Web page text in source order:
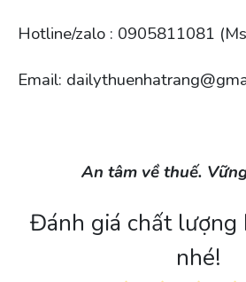
Hotline/zalo : 0905811081
Email:
An tâm về thuế.
Đánh giá chất lượng
nhé!